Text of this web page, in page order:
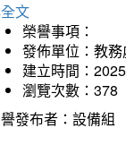
文
榮譽事項：
發佈單位：教務
建立時間：
瀏覽次數：378
發布者：設備組